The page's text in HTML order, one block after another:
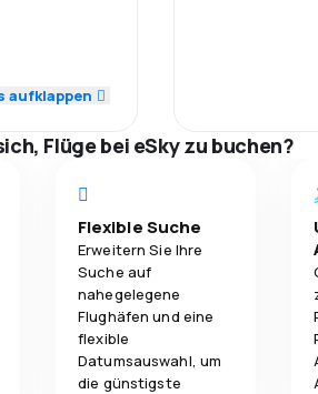
1,0
1,0
1,0
1,0
1,0
1,0
aufklappen
Flüge bei eSky zu buchen?
Flexible Suche
Erweitern Sie Ihre
Suche auf
nahegelegene
Flughäfen und eine
flexible
Datumsauswahl, um
die günstigste